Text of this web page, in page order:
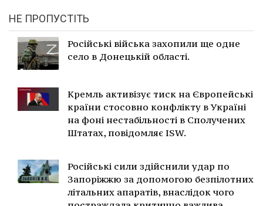
НЕ ПРОПУСТІТЬ
Російські війська захопили ще одне
село в Донецькій області.
Кремль активізує тиск на Європейські
країни стосовно конфлікту в Україні
на фоні нестабільності в Сполучених
Штатах, повідомляє ISW.
Російські сили здійснили удар по
Запоріжжю за допомогою безпілотних
літальних апаратів, внаслідок чого